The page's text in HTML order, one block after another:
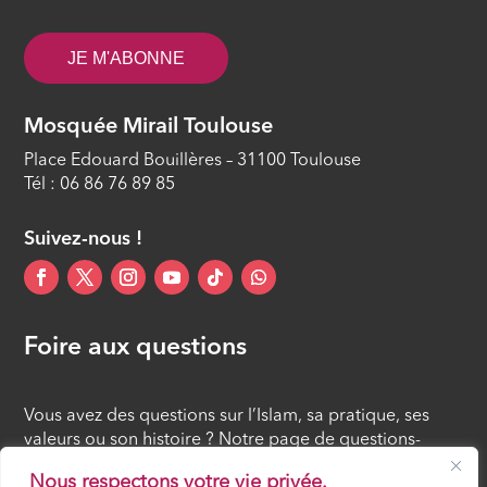
Nous respectons votre vie privée.
ÉPISODE 11
enseignements
JE M'ABONNE
Mosquée Mirail Toulouse
Place Edouard Bouillères – 31100 Toulouse
Tél : 06 86 76 89 85
Suivez-nous !
Foire aux questions
Vous avez des questions sur l’Islam, sa pratique, ses
valeurs ou son histoire ? Notre page de questions-
réponses rassemble des réponses claires et accessibles